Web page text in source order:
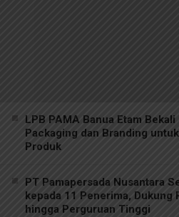
LPB PAMA Banua Etam
Packaging dan Branding
Produk
PT Pamapersada Nusantara
kepada 11 Penerima, Dukung
hingga Perguruan Tinggi